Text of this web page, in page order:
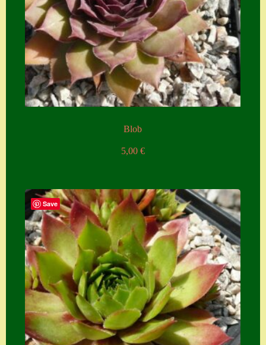
Seiten
Account
Allgemeine
Geschäftsbedingu
ngen
Erster Umgang
mit Semps
Gästebuch
Heuffelii’s
Home
Hostas
Impressum
Blob
5,00 €
Save